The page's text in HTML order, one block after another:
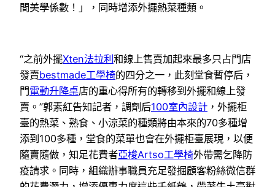
間美學係數！」，同時增添外擺熱菜種類。
“之前外擺Xten法拉利 和線上售賣加起來最多只占門店
發賣bestmade工學椅的四分之一，此刻堂食暫停后，
門電動升降桌店的重心得所有的轉移到外擺和線上發
賣。”郭素紅告知記者，調劑后100室內設計 ，外擺柜
臺的熱菜、熟食、小涼菜的種類將由本來的70多種增
添到100多種，堂食的菜單也會在外擺柜臺展現，以便
隨賣隨做，知足花費者亞梭Artso工學椅外帶需乞降防
疫請求。同時，組織辦事職員充足發掘顧客粉絲微信群